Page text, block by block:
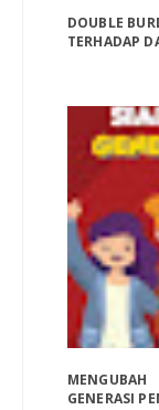
DOUBLE
TERHADAP
GENERASI